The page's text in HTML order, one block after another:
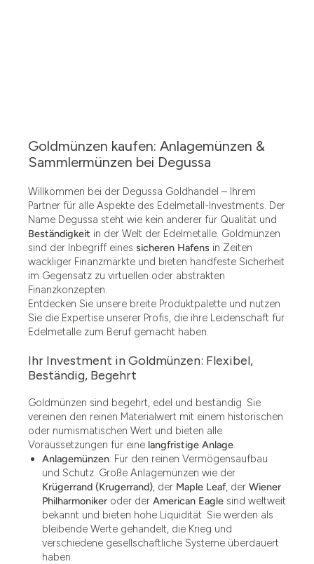
Goldmünzen kaufen: Anlagemünzen &
Sammlermünzen bei Degussa
Willkommen bei der Degussa Goldhandel – Ihrem
Partner für alle Aspekte des Edelmetall-Investments. Der
Name Degussa steht wie kein anderer für Qualität und
Beständigkeit in der Welt der Edelmetalle. Goldmünzen
sind der Inbegriff eines sicheren Hafens in Zeiten
wackliger Finanzmärkte und bieten handfeste Sicherheit
im Gegensatz zu virtuellen oder abstrakten
Finanzkonzepten.
Entdecken Sie unsere breite Produktpalette und nutzen
Sie die Expertise unserer Profis, die ihre Leidenschaft für
Edelmetalle zum Beruf gemacht haben.
Ihr Investment in Goldmünzen: Flexibel,
Beständig, Begehrt
Goldmünzen sind begehrt, edel und beständig. Sie
vereinen den reinen Materialwert mit einem historischen
oder numismatischen Wert und bieten alle
Voraussetzungen für eine langfristige Anlage.
Anlagemünzen: Für den reinen Vermögensaufbau
und Schutz. Große Anlagemünzen wie der
Krügerrand (Krugerrand), der Maple Leaf, der Wiener
Philharmoniker oder der American Eagle sind weltweit
bekannt und bieten hohe Liquidität. Sie werden als
bleibende Werte gehandelt, die Krieg und
verschiedene gesellschaftliche Systeme überdauert
haben.